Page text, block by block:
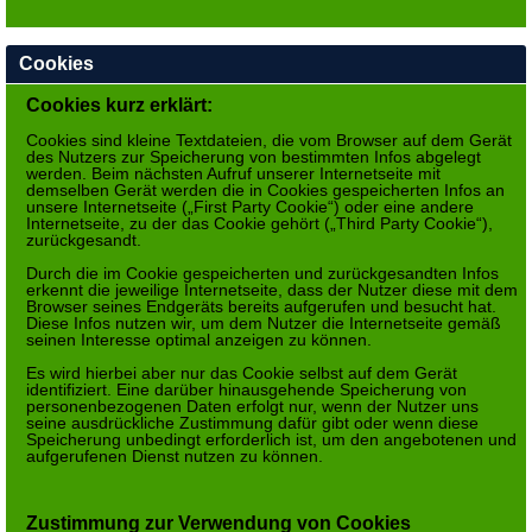
Cookies
Cookies kurz erklärt:
Cookies sind kleine Textdateien, die vom Browser auf dem Gerät
des Nutzers zur Speicherung von bestimmten Infos abgelegt
werden. Beim nächsten Aufruf unserer Internetseite mit
demselben Gerät werden die in Cookies gespeicherten Infos an
unsere Internetseite („First Party Cookie“) oder eine andere
Internetseite, zu der das Cookie gehört („Third Party Cookie“),
zurückgesandt.
Durch die im Cookie gespeicherten und zurückgesandten Infos
erkennt die jeweilige Internetseite, dass der Nutzer diese mit dem
Browser seines Endgeräts bereits aufgerufen und besucht hat.
Diese Infos nutzen wir, um dem Nutzer die Internetseite gemäß
seinen Interesse optimal anzeigen zu können.
Es wird hierbei aber nur das Cookie selbst auf dem Gerät
identifiziert. Eine darüber hinausgehende Speicherung von
personenbezogenen Daten erfolgt nur, wenn der Nutzer uns
seine ausdrückliche Zustimmung dafür gibt oder wenn diese
Speicherung unbedingt erforderlich ist, um den angebotenen und
aufgerufenen Dienst nutzen zu können.
Zustimmung zur Verwendung von Cookies